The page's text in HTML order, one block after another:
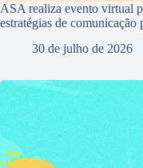
ASA realiza evento virtual
estratégias de comunicação
30 de julho de 2026